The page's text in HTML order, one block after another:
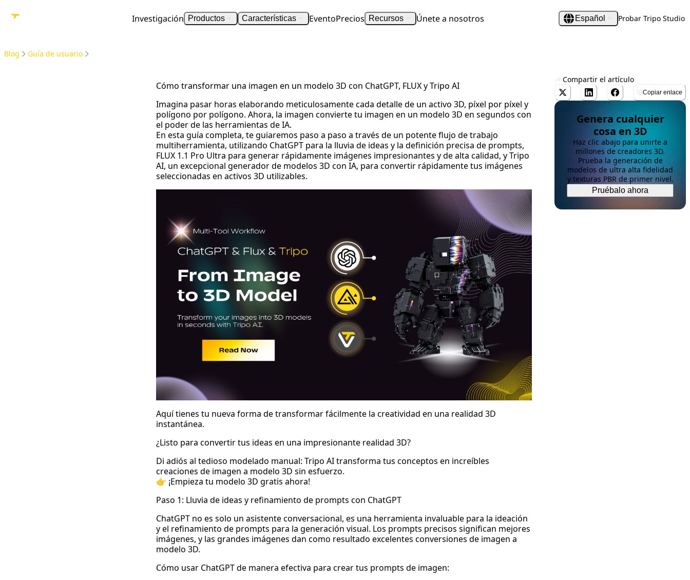
Investigación Productos Características EventoPrecios Recursos Únete a nosotros Español Probar Tripo Studio
Blog Guía de usuario
Cómo transformar una imagen en un modelo 3D con ChatGPT, FLUX y Tripo AI
Imagina pasar horas elaborando meticulosamente cada detalle de un activo 3D, píxel por píxel y
polígono por polígono. Ahora, la imagen convierte tu imagen en un modelo 3D en segundos con
el poder de las herramientas de IA.
En esta guía completa, te guiaremos paso a paso a través de un potente flujo de trabajo
multiherramienta, utilizando ChatGPT para la lluvia de ideas y la definición precisa de prompts,
FLUX 1.1 Pro Ultra para generar rápidamente imágenes impresionantes y de alta calidad, yTripo
AI, un excepcional generador de modelos 3D con IA, para convertir rápidamente tus imágenes
seleccionadas en activos 3D utilizables.
Aquí tienes tu nueva forma de transformar fácilmente la creatividad en una realidad 3D
instantánea.
¿Listo para convertir tus ideas en una impresionante realidad 3D?
Di adiós al tedioso modelado manual: Tripo AI transforma tus conceptos en increíbles
creaciones de imagen a modelo 3D sin esfuerzo.
👉 ¡Empieza tu modelo 3D gratis ahora!
Paso 1: Lluvia de ideas y refinamiento de prompts con ChatGPT
ChatGPT no es solo un asistente conversacional, es una herramienta invaluable para la ideación
y el refinamiento de prompts para la generación visual. Los prompts precisos significan mejores
imágenes, y las grandes imágenes dan como resultado excelentes conversiones de imagen a
modelo 3D.
Cómo usar ChatGPT de manera efectiva para crear tus prompts de imagen:
Compartir el artículo
Copiar enlace
Genera cualquier
cosa en 3D
Haz clic abajo para unirte a
millones de creadores 3D.
Prueba la generación de
modelos de ultra alta fidelidad
y texturas PBR de primer nivel.
Pruébalo ahora